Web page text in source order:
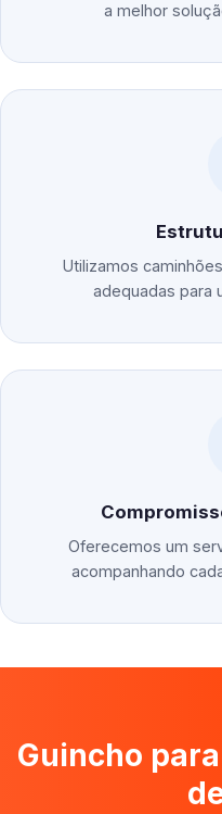
a melhor
Utilizamos
adequadas para
Oferecemos um
acompanhando
Guincho